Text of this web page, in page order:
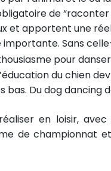
de “raconter
et apportent une
Sans
pour
du chien
bas. Du dog dancing
en loisir,
de championnat